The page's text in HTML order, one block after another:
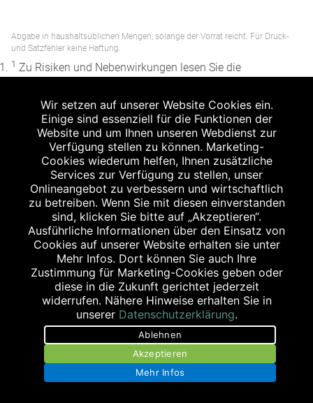
Abgabe in haushaltsüblichen Mengen, solange der Vorrat reicht. Für Druck-
und Satzfehler keine Haftung.
1 Zu Risiken und Nebenwirkungen lesen Sie die
Angabe nach der deutschen Arzneimitteltaxe
Apothekenerstattungspreis (AEP). Der AEP ist keine
unverbindliche Preisempfehlung der Hersteller. Der AEP ist
ein von den Apotheken in Ansatz gebrachter Preis für
rezeptfreie Arzneimittel. Er entspricht in der Höhe dem für
Apotheken verbindlichen Abgabepreis, zu dem eine
Apotheke in bestimmten Fällen (z.B. bei Kindern unter 12
Jahren) das Produkt mit der gesetzlichen
Krankenversicherung abrechnet. Der AEP ist der allgemeine
Erstattungspreis im Falle einer Kostenübernahme durch die
gesetzlichen Krankenkassen, vor Abzug eines
Zwangsrabattes (zur Zeit 5%) nach §130 Abs. 1 SGB V.
Unverbindliche Preisempfehlung des Herstellers (UVP).
powered by apovena.de
Wir setzen auf unserer Website Cookies ein.
Einige sind essenziell für die Funktionen der
Website und um Ihnen unseren Webdienst zur
Verfügung stellen zu können. Marketing-
Cookies wiederum helfen, Ihnen zusätzliche
Services zur Verfügung zu stellen, unser
Onlineangebot zu verbessern und wirtschaftlich
zu betreiben. Wenn Sie mit diesen einverstanden
sind, klicken Sie bitte auf „Akzeptieren“.
Ausführliche Informationen über den Einsatz von
Cookies auf unserer Website erhalten sie unter
Mehr Infos. Dort können Sie auch Ihre
Zustimmung für Marketing-Cookies geben oder
diese in die Zukunft gerichtet jederzeit
widerrufen. Nähere Hinweise erhalten Sie in
unserer Datenschutzerklärung.
Ablehnen
Akzeptieren
Mehr Infos